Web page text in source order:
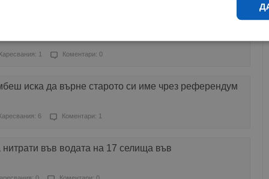
1 Коментари: 0
иска да върне старото си име чрез референдум
6 Коментари: 1
във водата на 17 селища във
Ефективност Таргетиране Функционалност
позволяват основната функционалност на уебсайта, като потребителско
може да се използва правилно без строго необходими бисквитки.